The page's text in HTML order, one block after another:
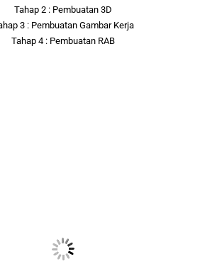
Tahap 2 : Pembuatan 3D
3 : Pembuatan Gambar Kerja
Tahap 4 : Pembuatan RAB